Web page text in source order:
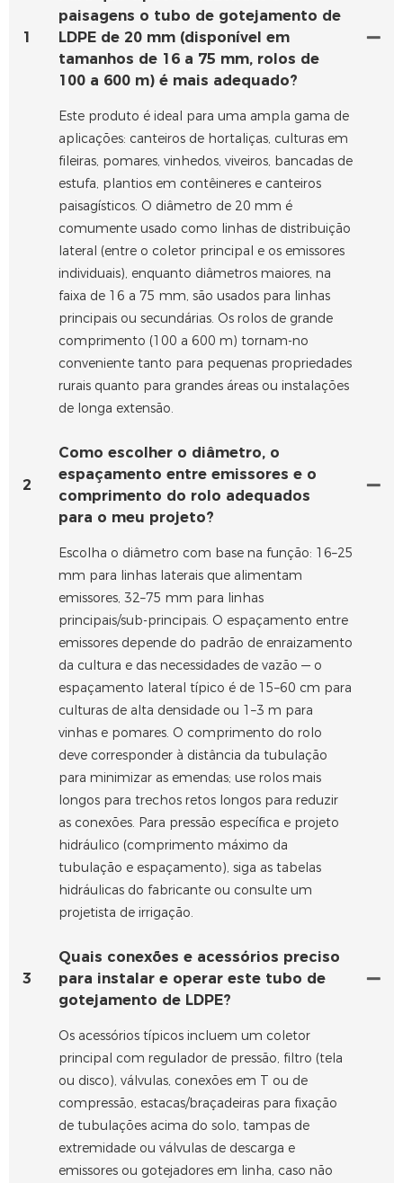
1
paisagens o tubo de gotejamento de
LDPE de 20 mm (disponível em
tamanhos de 16 a 75 mm, rolos de
100 a 600 m) é mais adequado?
Este produto é ideal para uma ampla gama de
aplicações: canteiros de hortaliças, culturas em
fileiras, pomares, vinhedos, viveiros, bancadas de
estufa, plantios em contêineres e canteiros
paisagísticos. O diâmetro de 20 mm é
comumente usado como linhas de distribuição
lateral (entre o coletor principal e os emissores
individuais), enquanto diâmetros maiores, na
faixa de 16 a 75 mm, são usados ​​para linhas
principais ou secundárias. Os rolos de grande
comprimento (100 a 600 m) tornam-no
conveniente tanto para pequenas propriedades
rurais quanto para grandes áreas ou instalações
de longa extensão.
2
Como escolher o diâmetro, o
espaçamento entre emissores e o
comprimento do rolo adequados
para o meu projeto?
Escolha o diâmetro com base na função: 16–25
mm para linhas laterais que alimentam
emissores, 32–75 mm para linhas
principais/sub-principais. O espaçamento entre
emissores depende do padrão de enraizamento
da cultura e das necessidades de vazão — o
espaçamento lateral típico é de 15–60 cm para
culturas de alta densidade ou 1–3 m para
vinhas e pomares. O comprimento do rolo
deve corresponder à distância da tubulação
para minimizar as emendas; use rolos mais
longos para trechos retos longos para reduzir
as conexões. Para pressão específica e projeto
hidráulico (comprimento máximo da
tubulação e espaçamento), siga as tabelas
hidráulicas do fabricante ou consulte um
projetista de irrigação.
3
Quais conexões e acessórios preciso
para instalar e operar este tubo de
gotejamento de LDPE?
Os acessórios típicos incluem um coletor
principal com regulador de pressão, filtro (tela
ou disco), válvulas, conexões em T ou de
compressão, estacas/braçadeiras para fixação
de tubulações acima do solo, tampas de
extremidade ou válvulas de descarga e
emissores ou gotejadores em linha, caso não